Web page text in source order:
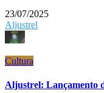
23/07/2025
Aljustrel
Cultura
Aljustrel: Lançamento